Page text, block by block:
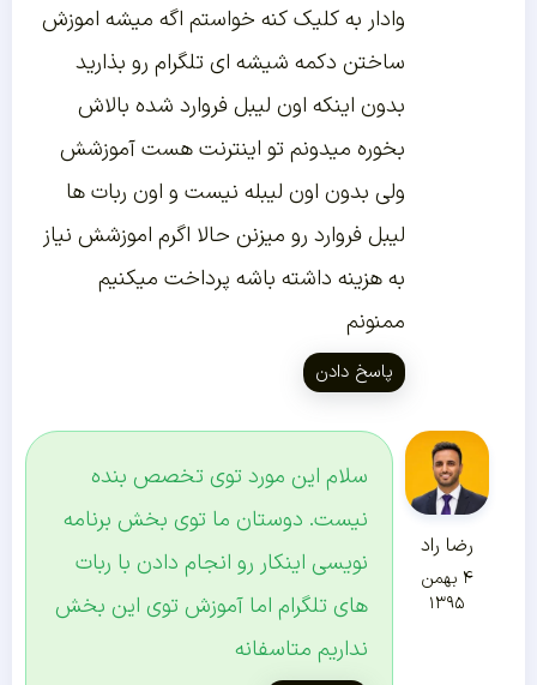
وادار به کلیک کنه خواستم اگه میشه اموزش
ساختن دکمه شیشه ای تلگرام رو بذارید
بدون اینکه اون لیبل فروارد شده بالاش
بخوره میدونم تو اینترنت هست آموزشش
ولی بدون اون لیبله نیست و اون ربات ها
لیبل فروارد رو میزنن حالا اگرم اموزشش نیاز
به هزینه داشته باشه پرداخت میکنیم
ممنونم
پاسخ دادن
رضا راد
۴ بهمن
۱۳۹۵
سلام این مورد توی تخصص بنده
نیست. دوستان ما توی بخش برنامه
نویسی اینکار رو انجام دادن با ربات
های تلگرام اما آموزش توی این بخش
نداریم متاسفانه